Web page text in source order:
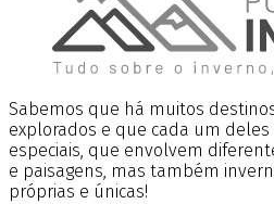
Sabemos que há muitos
explorados e que cada um
especiais, que envolvem
e paisagens, mas também
próprias e únicas!